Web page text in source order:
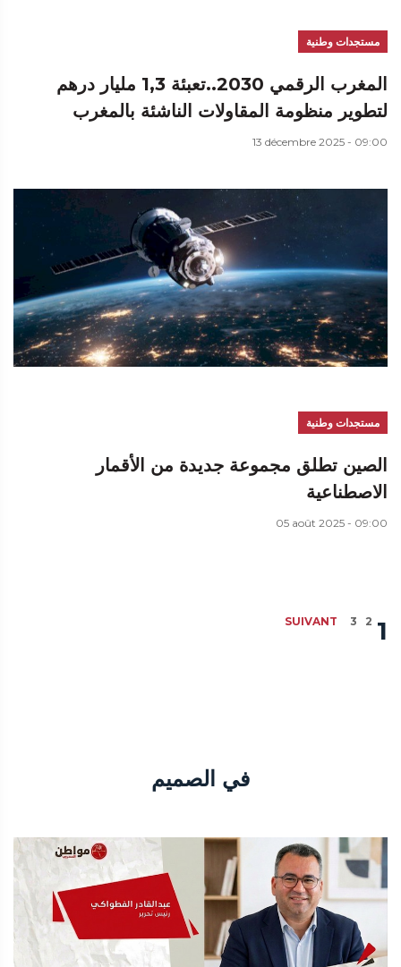
مستجدات وطنية
المغرب الرقمي 2030..تعبئة 1,3 مليار درهم
لتطوير منظومة المقاولات الناشئة بالمغرب
13 décembre 2025 - 09:00
مستجدات وطنية
الصين تطلق مجموعة جديدة من الأقمار
الاصطناعية
05 août 2025 - 09:00
1
2
3
SUIVANT
في الصميم